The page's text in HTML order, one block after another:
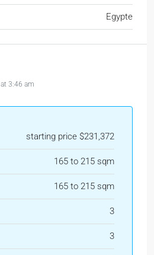
Egypte
3:46 am
starting price $231,372
165 to 215 sqm
165 to 215 sqm
3
3